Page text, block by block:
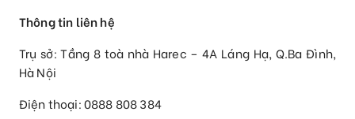
Thông tin liên hệ
Trụ sở: Tầng 8 toà nhà Harec – 4A Láng Hạ, Q.Ba Đình,
Hà Nội
Điện thoại: 0888 808 384